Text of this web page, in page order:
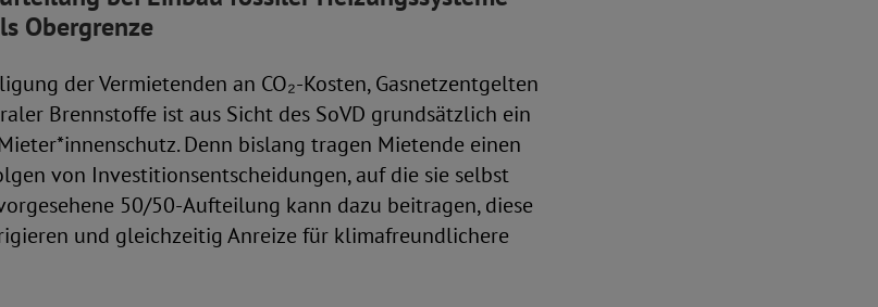
Obergrenze
der Vermietenden an CO₂-Kosten, Gasnetzentgelten
Brennstoffe ist aus Sicht des SoVD grundsätzlich ein
Denn bislang tragen Mietende einen
von Investitionsentscheidungen, auf die sie selbst
50/50-Aufteilung kann dazu beitragen, diese
und gleichzeitig Anreize für klimafreundlichere